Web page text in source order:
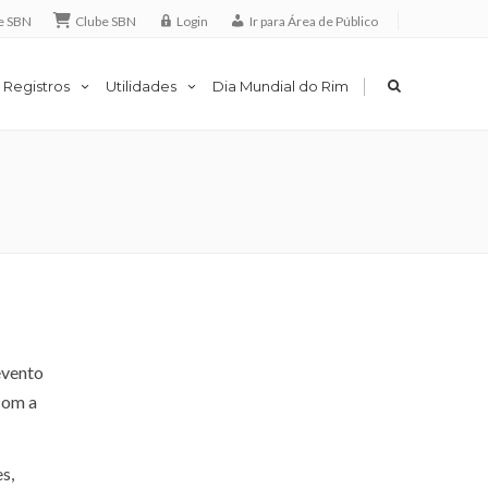
SBN Clube SBN Login Ir para Área de Público
Registros Utilidades Dia Mundial do Rim |
a